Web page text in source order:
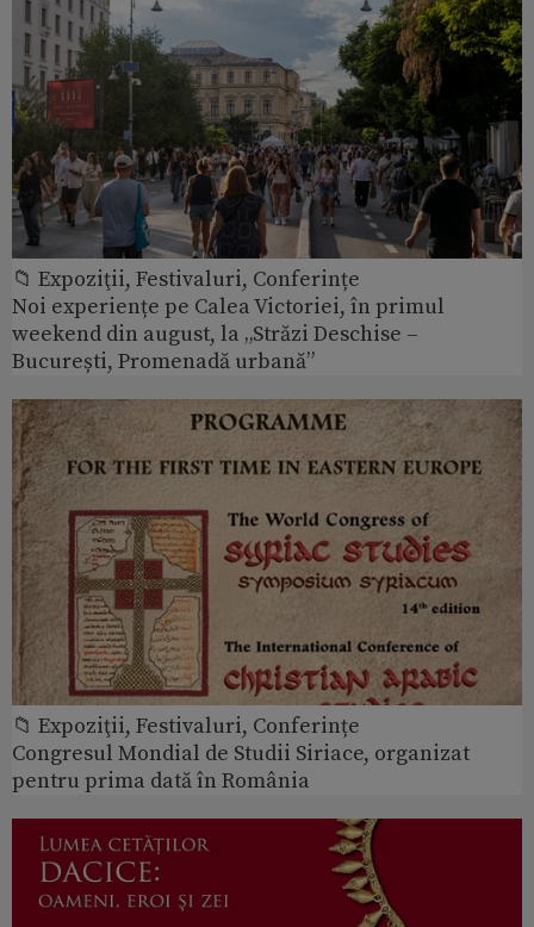
📁 Expoziţii, Festivaluri, Conferințe
Noi experiențe pe Calea Victoriei, în primul
weekend din august, la „Străzi Deschise –
București, Promenadă urbană”
📁 Expoziţii, Festivaluri, Conferințe
Congresul Mondial de Studii Siriace, organizat
pentru prima dată în România